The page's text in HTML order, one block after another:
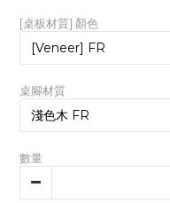
[桌板材質] 顏色
桌腳材質
數量